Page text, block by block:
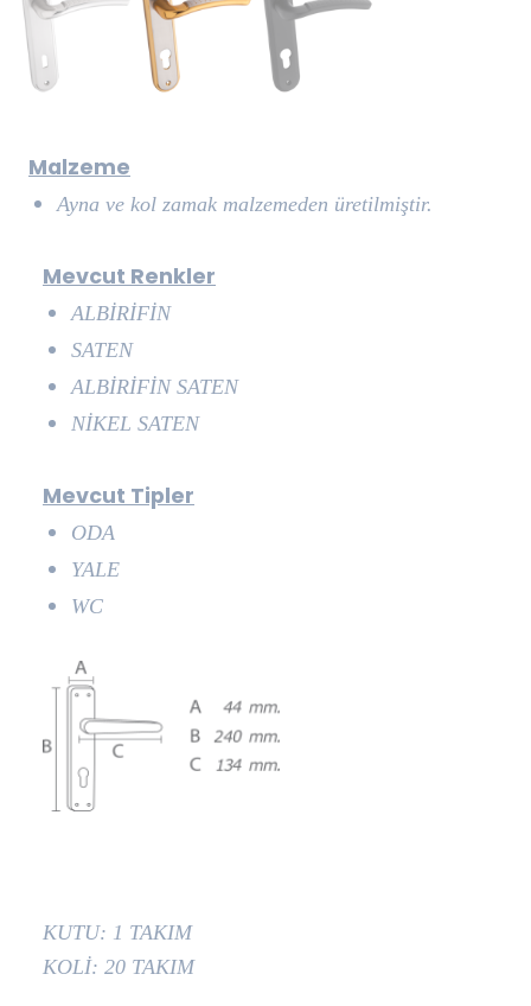
Malzeme
Ayna ve kol zamak malzemeden üretilmiştir.
Mevcut Renkler
ALBİRİFİN
SATEN
ALBİRİFİN SATEN
NİKEL SATEN
Mevcut Tipler
ODA
YALE
WC
KUTU: 1 TAKIM
KOLİ: 20 TAKIM